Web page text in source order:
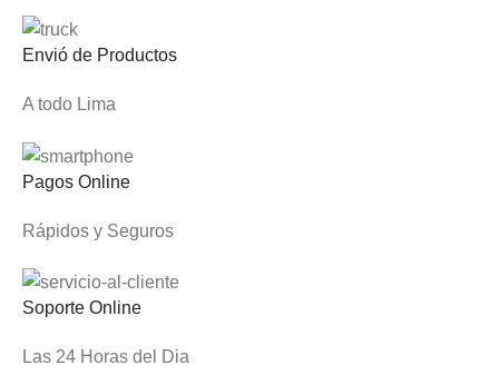
Envió de Productos
A todo Lima
Pagos Online
Rápidos y Seguros
Soporte Online
Las 24 Horas del Dia